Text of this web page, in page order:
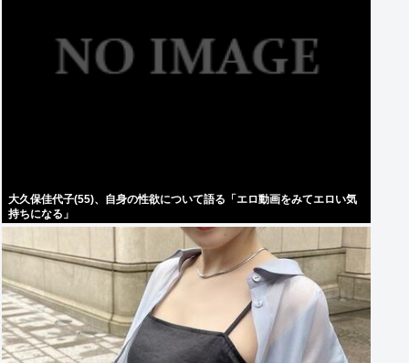
大久保佳代子(55)、自身の性欲について語る「エロ動画をみてエロい気
持ちになる」